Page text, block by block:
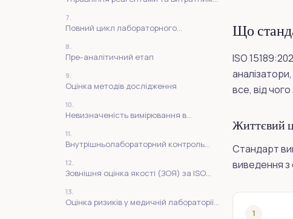
7.
Повний цикл лабораторного
8.
Пре-аналітичний етап
9.
Оцінка методів дослідження
10.
Невизначеність вимірювання в
11.
Внутрішньолабораторний контроль
12.
Зовнішня оцінка якості (ЗОЯ) за ISO
13.
Оцінка ризиків у медичній лабораторії
Що
ISO
все, від
Життєвий
Стандарт
виведення з
1